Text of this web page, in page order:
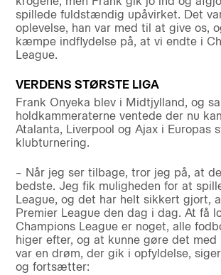
spillede fuldstændig upåvirket. Det
oplevelse, han var med til at give os,
kæmpe indflydelse på, at vi endte i
League.
VERDENS STØRSTE LIGA
Frank Onyeka blev i Midtjylland, og
holdkammeraterne ventede der nu
Atalanta, Liverpool og Ajax i Europas
klubturnering.
– Når jeg ser tilbage, tror jeg på, at
bedste. Jeg fik muligheden for at
League, og det har helt sikkert gjort,
Premier League den dag i dag. At få
Champions League er noget, alle
higer efter, og at kunne gøre det
var en drøm, der gik i opfyldelse,
og fortsætter: